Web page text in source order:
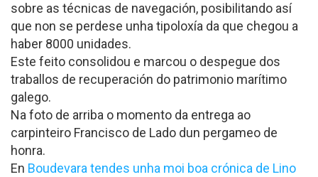
sobre as técnicas de navegación, posibilitando así
que non se perdese unha tipoloxía da que chegou a
haber 8000 unidades.
Este feito consolidou e marcou o despegue dos
traballos de recuperación do patrimonio marítimo
galego.
Na foto de arriba o momento da entrega ao
carpinteiro Francisco de Lado dun pergameo de
honra.
En Boudevara tendes unha moi boa crónica de Lino